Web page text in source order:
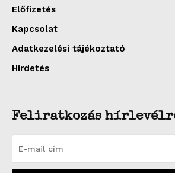
Előfizetés
Kapcsolat
Adatkezelési tájékoztató
Hirdetés
Feliratkozás